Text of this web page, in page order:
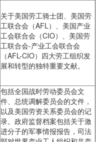
关于美国劳工骑士团、美国劳
工联合会（AFL）、美国产业
工会联合会（CIO）、美国劳
工联合会-产业工会联合会
（AFL-CIO）四大劳工组织发
展和转型的独特重要文献。
包括全国战时劳动委员会文
件、总统调解委员会的文件，
以及美国劳资关系委员会的记
录。政府监督档案包括关于激
进分子的军事情报报告，司法